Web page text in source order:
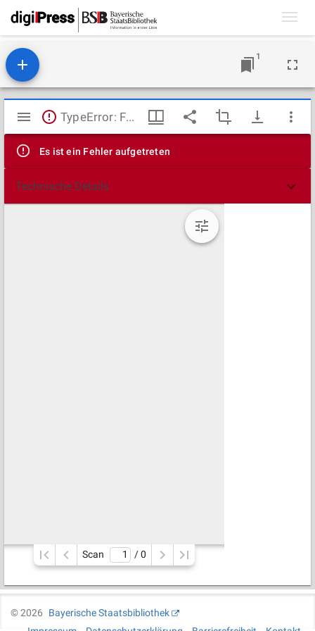
1
Mirador
Viewer
TypeError: Failed to fetch
Es ist ein Fehler aufgetreten
Technische Details
Scan / 0
©2026
Bayerische Staatsbibliothek